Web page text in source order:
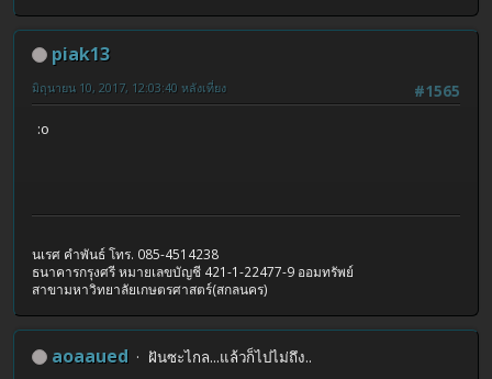
piak13
#1565
มิถุนายน 10, 2017, 12:03:40 หลังเที่ยง
:o
นเรศ คำพันธ์ โทร. 085-4514238
ธนาคารกรุงศรี หมายเลขบัญชี 421-1-22477-9 ออมทรัพย์
สาขามหาวิทยาลัยเกษตรศาสตร์(สกลนคร)
aoaaued
ฝันซะไกล...แล้วก็ไปไม่ถึง..